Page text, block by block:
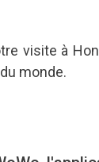
visite à
monde.